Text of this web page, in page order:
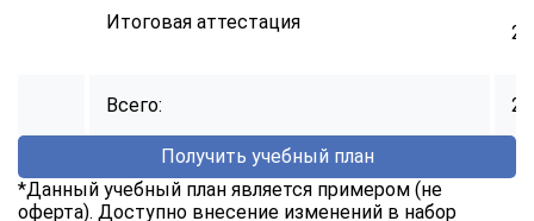
Итоговая аттестация 2
Всего:
Получить учебный план
*Данный учебный план является примером (не
оферта). Доступно внесение изменений в набор